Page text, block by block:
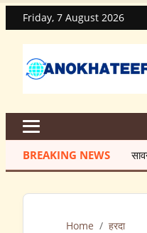
Friday, 7 August 2026
BREAKING NEWSसावन में चार
Home / हरदा